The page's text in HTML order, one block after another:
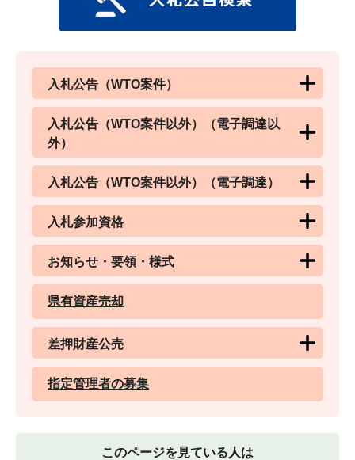
入札公告（WTO案件）
入札公告（WTO案件以外）（電子調達以
外）
入札公告（WTO案件以外）（電子調達）
入札参加資格
お知らせ・要領・様式
県有資産売却
差押財産公売
指定管理者の募集
このページを見ている人は